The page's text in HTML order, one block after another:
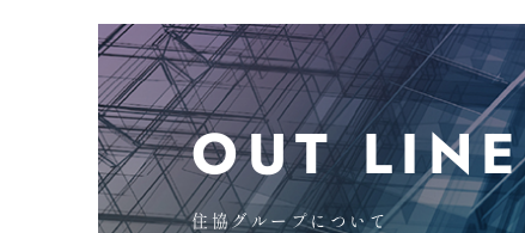
OUT LINE
住協グループについて